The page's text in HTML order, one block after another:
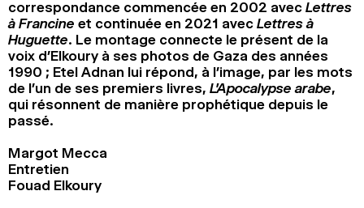
correspondance commencée en 2002 avec Lettres
à Francine et continuée en 2021 avec Lettres à
Huguette. Le montage connecte le présent de la
voix d’Elkoury à ses photos de Gaza des années
1990 ; Etel Adnan lui répond, à l’image, par les mots
de l’un de ses premiers livres, L’Apocalypse arabe,
qui résonnent de manière prophétique depuis le
passé.
Margot Mecca
Entretien
Fouad Elkoury